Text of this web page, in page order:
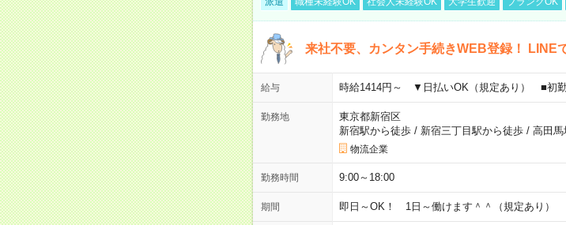
来社不要、カンタン手続きWEB登録！ LINE
給与 時給1414円～ ▼日払いOK（規定あり） ■初
勤務地
東京都新宿区
新宿駅から徒歩/ 新宿三丁目駅から徒歩/ 高田馬
物流企業
勤務時間 9:00～18:00
期間 即日～OK！ 1日～働けます＾＾（規定あり）